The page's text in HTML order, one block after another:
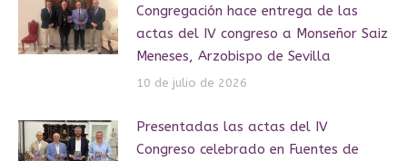
Congregación hace entrega de las
actas del IV congreso a Monseñor Saiz
Meneses, Arzobispo de Sevilla
10 de julio de 2026
Presentadas las actas del IV
Congreso celebrado en Fuentes de